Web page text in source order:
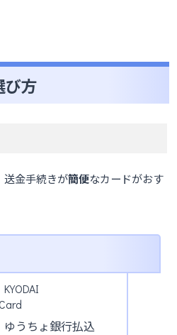
び方
送金手続きが簡便なカードがおす
ゆうちょ銀行払込